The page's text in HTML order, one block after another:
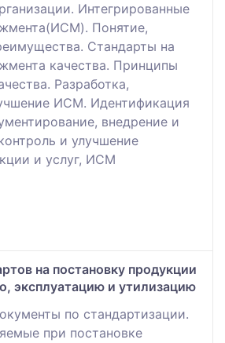
Интегрированные
Понятие,
Стандарты на
качества. Принципы
Разработка,
ИСМ. Идентификация
внедрение и
и улучшение
и услуг, ИСМ
на постановку продукции
эксплуатацию и утилизацию
по стандартизации.
при постановке